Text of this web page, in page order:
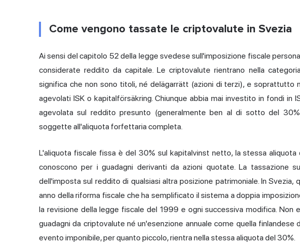
Come vengono tassate le criptovalute in Svezia
Ai sensi del capitolo 52 della legge svedese sull'imposizione fiscale
considerate reddito da capitale. Le criptovalute rientrano nella
significa che non sono titoli, né delägarrätt (azioni di terzi), e soprattutto
agevolati ISK o kapitalförsäkring. Chiunque abbia mai investito in fondi in
agevolata sul reddito presunto (generalmente ben al di sotto del
soggette all'aliquota forfettaria completa.
L'aliquota fiscale fissa è del 30% sul kapitalvinst netto, la stessa
conoscono per i guadagni derivanti da azioni quotate. La tassazione
dell'imposta sul reddito di qualsiasi altra posizione patrimoniale. In Svezia,
anno della riforma fiscale che ha semplificato il sistema a doppia
la revisione della legge fiscale del 1999 e ogni successiva modifica. Non
guadagni da criptovalute né un'esenzione annuale come quella finlandese
evento imponibile, per quanto piccolo, rientra nella stessa aliquota del 30%.